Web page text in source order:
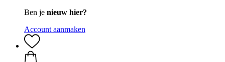
Ben je nieuw hier?
Account aanmaken